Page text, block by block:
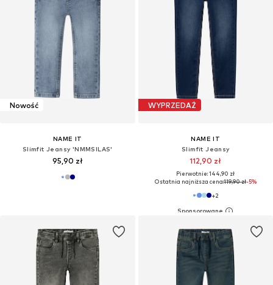
Nowość
NAME IT
Slimfit Jeansy 'NMMSILAS'
95,90 zł
WYPRZEDAŻ
NAME IT
Slimfit Jeansy
112,90 zł
Pierwotnie: 144,90 zł
Ostatnia najniższa cena:119,90 zł-5%
+2